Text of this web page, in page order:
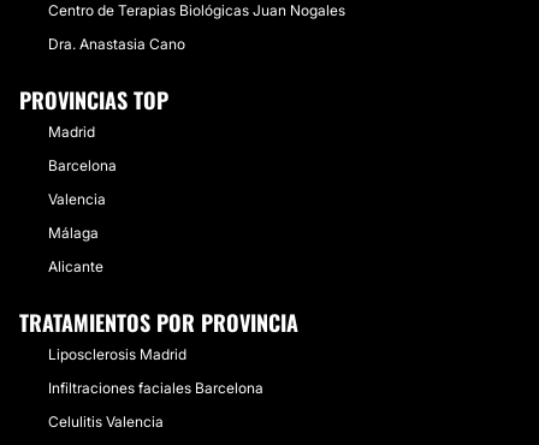
Centro de Terapias Biológicas Juan Nogales
Dra. Anastasia Cano
PROVINCIAS TOP
Madrid
Barcelona
Valencia
Málaga
Alicante
TRATAMIENTOS POR PROVINCIA
Liposclerosis Madrid
Infiltraciones faciales Barcelona
Celulitis Valencia